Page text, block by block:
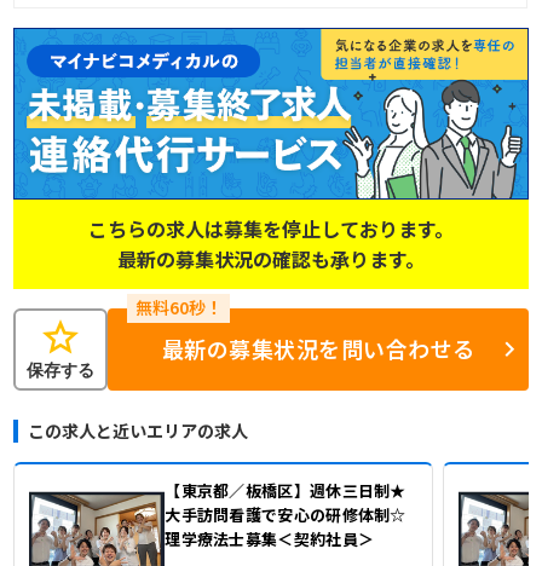
こちらの求人は募集を停止しております。
最新の募集状況の確認も承ります。
star
保存する
最新の募集状況を問い合わせる
この求人と近いエリアの求人
【東京都／板橋区】週休三日制★
大手訪問看護で安心の研修体制☆
理学療法士募集＜契約社員＞